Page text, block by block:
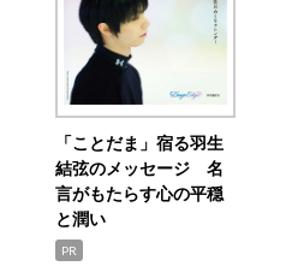
「ことだま」宿る羽生
結弦のメッセージ 名
言がもたらす心の平穏
と潤い
PR